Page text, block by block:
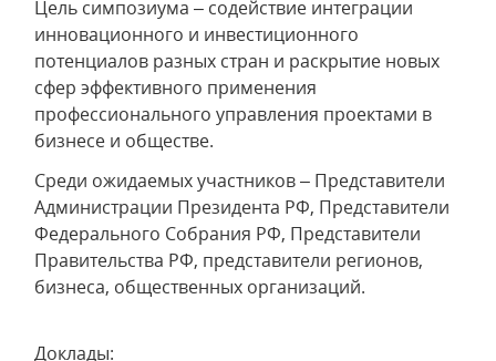
Цель симпозиума – содействие интеграции
инновационного и инвестиционного
потенциалов разных стран и раскрытие новых
сфер эффективного применения
профессионального управления проектами в
бизнесе и обществе.
Среди ожидаемых участников – Представители
Администрации Президента РФ, Представители
Федерального Собрания РФ, Представители
Правительства РФ, представители регионов,
бизнеса, общественных организаций.
Доклады: